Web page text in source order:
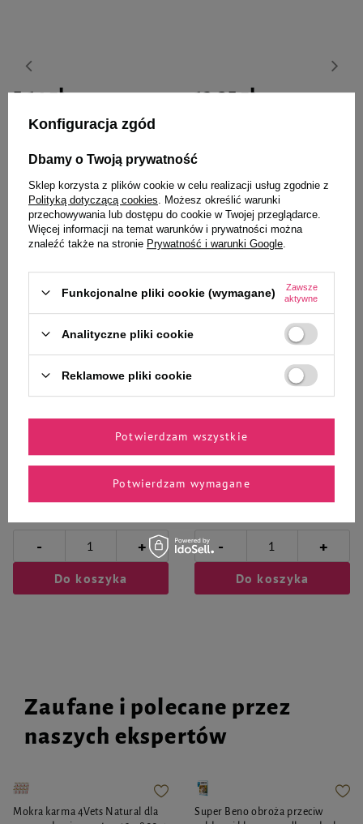
5,14 zł
Do koszyka
12,35 zł
Wybrane specjalnie dla
Ciebie i Twojego czworonoga
kurczak i jabłko 80 g
20,99 zł 262,38 zł / kg
- +
Do koszyka
Noteci Premium bogata w
kurczaka zestaw 12 x 800 g
140,76 zł 14,66 zł / kg
- +
Do koszyka
Zaufane i polecane przez
naszych ekspertów
Mokra karma 4Vets Natural dla
Super Beno obroża przeciw
Konfiguracja zgód
Dbamy o Twoją prywatność
Sklep korzysta z plików cookie w celu realizacji usług zgodnie z
Polityką dotyczącą cookies . Możesz określić warunki
przechowywania lub dostępu do cookie w Twojej przeglądarce.
Więcej informacji na temat warunków i prywatności można
znaleźć także na stronie Prywatność i warunki Google
Funkcjonalne pliki cookie (wymagane)
Zawsze
aktywne
Analityczne pliki cookie
Reklamowe pliki cookie
Potwierdzam wymagane
Potwierdzam wszystkie